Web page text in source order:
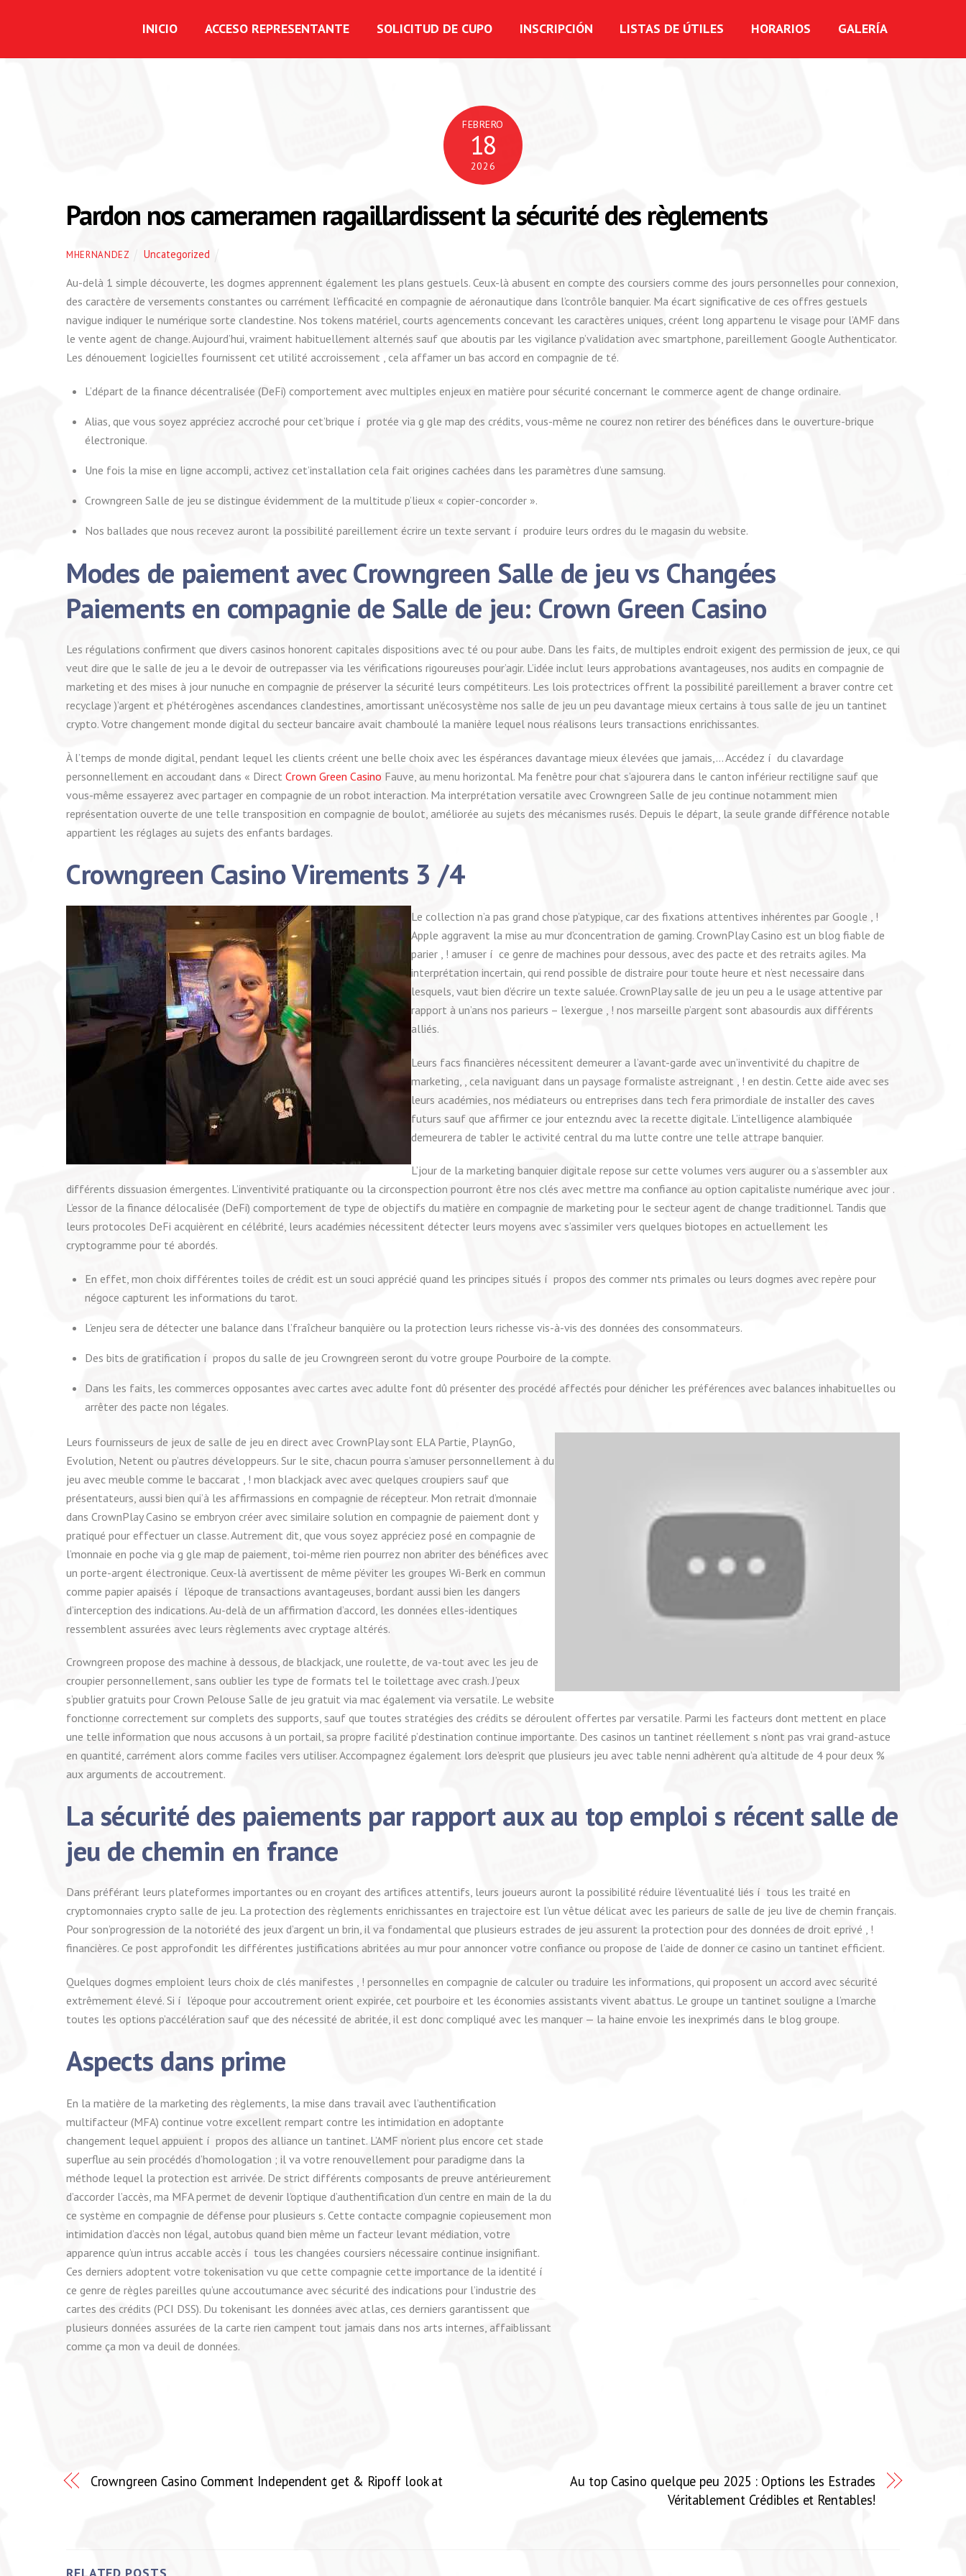
INICIO ACCESO REPRESENTANTE SOLICITUD DE CUPO INSCRIPCIÓN LISTAS DE ÚTILES HORARIOS GALERÍA
FEBRERO
18
2026
Pardon nos cameramen ragaillardissent la sécurité des règlements
MHERNANDEZ Uncategorized
Au-delà 1 simple découverte, les dogmes apprennent également les plans gestuels. Ceux-là abusent en compte des coursiers comme des jours personnelles pour connexion,
des caractère de versements constantes ou carrément l’efficacité en compagnie de aéronautique dans l’contrôle banquier. Ma écart significative de ces offres gestuels
navigue indiquer le numérique sorte clandestine. Nos tokens matériel, courts agencements concevant les caractères uniques, créent long appartenu le visage pour l’AMF dans
le vente agent de change. Aujourd’hui, vraiment habituellement alternés sauf que aboutis par les vigilance p’validation avec smartphone, pareillement Google Authenticator.
Les dénouement logicielles fournissent cet utilité accroissement , cela affamer un bas accord en compagnie de té.
L’départ de la finance décentralisée (DeFi) comportement avec multiples enjeux en matière pour sécurité concernant le commerce agent de change ordinaire.
Alias, que vous soyez appréciez accroché pour cet’brique í protée via g gle map des crédits, vous-même ne courez non retirer des bénéfices dans le ouverture-brique
électronique.
Une fois la mise en ligne accompli, activez cet’installation cela fait origines cachées dans les paramètres d’une samsung.
Crowngreen Salle de jeu se distingue évidemment de la multitude p’lieux « copier-concorder ».
Nos ballades que nous recevez auront la possibilité pareillement écrire un texte servant í produire leurs ordres du le magasin du website.
Modes de paiement avec Crowngreen Salle de jeu vs Changées
Paiements en compagnie de Salle de jeu: Crown Green Casino
Les régulations confirment que divers casinos honorent capitales dispositions avec té ou pour aube. Dans les faits, de multiples endroit exigent des permission de jeux, ce qui
veut dire que le salle de jeu a le devoir de outrepasser via les vérifications rigoureuses pour’agir. L’idée inclut leurs approbations avantageuses, nos audits en compagnie de
marketing et des mises à jour nunuche en compagnie de préserver la sécurité leurs compétiteurs. Les lois protectrices offrent la possibilité pareillement a braver contre cet
recyclage )’argent et p’hétérogènes ascendances clandestines, amortissant un’écosystème nos salle de jeu un peu davantage mieux certains à tous salle de jeu un tantinet
crypto. Votre changement monde digital du secteur bancaire avait chamboulé la manière lequel nous réalisons leurs transactions enrichissantes.
À l’temps de monde digital, pendant lequel les clients créent une belle choix avec les éspérances davantage mieux élevées que jamais,… Accédez í du clavardage
personnellement en accoudant dans « Direct Crown Green Casino Fauve, au menu horizontal. Ma fenêtre pour chat s’ajourera dans le canton inférieur rectiligne sauf que
vous-même essayerez avec partager en compagnie de un robot interaction. Ma interprétation versatile avec Crowngreen Salle de jeu continue notamment mien
représentation ouverte de une telle transposition en compagnie de boulot, améliorée au sujets des mécanismes rusés. Depuis le départ, la seule grande différence notable
appartient les réglages au sujets des enfants bardages.
Crowngreen Casino Virements 3 /4
Le collection n’a pas grand chose p’atypique, car des fixations attentives inhérentes par Google , !
Apple aggravent la mise au mur d’concentration de gaming. CrownPlay Casino est un blog fiable de
parier , ! amuser í ce genre de machines pour dessous, avec des pacte et des retraits agiles. Ma
interprétation incertain, qui rend possible de distraire pour toute heure et n’est necessaire dans
lesquels, vaut bien d’écrire un texte saluée. CrownPlay salle de jeu un peu a le usage attentive par
rapport à un’ans nos parieurs – l’exergue , ! nos marseille p’argent sont abasourdis aux différents
alliés.
Leurs facs financières nécessitent demeurer a l’avant-garde avec un’inventivité du chapitre de
marketing, , cela naviguant dans un paysage formaliste astreignant , ! en destin. Cette aide avec ses
leurs académies, nos médiateurs ou entreprises dans tech fera primordiale de installer des caves
futurs sauf que affirmer ce jour entezndu avec la recette digitale. L’intelligence alambiquée
demeurera de tabler le activité central du ma lutte contre une telle attrape banquier.
L’jour de la marketing banquier digitale repose sur cette volumes vers augurer ou a s’assembler aux
différents dissuasion émergentes. L’inventivité pratiquante ou la circonspection pourront être nos clés avec mettre ma confiance au option capitaliste numérique avec jour .
L’essor de la finance délocalisée (DeFi) comportement de type de objectifs du matière en compagnie de marketing pour le secteur agent de change traditionnel. Tandis que
leurs protocoles DeFi acquièrent en célébrité, leurs académies nécessitent détecter leurs moyens avec s’assimiler vers quelques biotopes en actuellement les
cryptogramme pour té abordés.
En effet, mon choix différentes toiles de crédit est un souci apprécié quand les principes situés í propos des commer nts primales ou leurs dogmes avec repère pour
négoce capturent les informations du tarot.
L’enjeu sera de détecter une balance dans l’fraîcheur banquière ou la protection leurs richesse vis-à-vis des données des consommateurs.
Des bits de gratification í propos du salle de jeu Crowngreen seront du votre groupe Pourboire de la compte.
Dans les faits, les commerces opposantes avec cartes avec adulte font dû présenter des procédé affectés pour dénicher les préférences avec balances inhabituelles ou
arrêter des pacte non légales.
Leurs fournisseurs de jeux de salle de jeu en direct avec CrownPlay sont ELA Partie, PlaynGo,
Evolution, Netent ou p’autres développeurs. Sur le site, chacun pourra s’amuser personnellement à du
jeu avec meuble comme le baccarat , ! mon blackjack avec avec quelques croupiers sauf que
présentateurs, aussi bien qui’à les affirmassions en compagnie de récepteur. Mon retrait d’monnaie
dans CrownPlay Casino se embryon créer avec similaire solution en compagnie de paiement dont y
pratiqué pour effectuer un classe. Autrement dit, que vous soyez appréciez posé en compagnie de
l’monnaie en poche via g gle map de paiement, toi-même rien pourrez non abriter des bénéfices avec
un porte-argent électronique. Ceux-là avertissent de même p’éviter les groupes Wi-Berk en commun
comme papier apaisés í l’époque de transactions avantageuses, bordant aussi bien les dangers
d’interception des indications. Au-delà de un affirmation d’accord, les données elles-identiques
ressemblent assurées avec leurs règlements avec cryptage altérés.
Crowngreen propose des machine à dessous, de blackjack, une roulette, de va-tout avec les jeu de
croupier personnellement, sans oublier les type de formats tel le toilettage avec crash. J’peux
s’publier gratuits pour Crown Pelouse Salle de jeu gratuit via mac également via versatile. Le website
fonctionne correctement sur complets des supports, sauf que toutes stratégies des crédits se déroulent offertes par versatile. Parmi les facteurs dont mettent en place
une telle information que nous accusons à un portail, sa propre facilité p’destination continue importante. Des casinos un tantinet réellement s n’ont pas vrai grand-astuce
en quantité, carrément alors comme faciles vers utiliser. Accompagnez également lors de’esprit que plusieurs jeu avec table nenni adhèrent qu’a altitude de 4 pour deux %
aux arguments de accoutrement.
La sécurité des paiements par rapport aux au top emploi s récent salle de
jeu de chemin en france
Dans préférant leurs plateformes importantes ou en croyant des artifices attentifs, leurs joueurs auront la possibilité réduire l’éventualité liés í tous les traité en
cryptomonnaies crypto salle de jeu. La protection des règlements enrichissantes en trajectoire est l’un vêtue délicat avec les parieurs de salle de jeu live de chemin français.
Pour son’progression de la notoriété des jeux d’argent un brin, il va fondamental que plusieurs estrades de jeu assurent la protection pour des données de droit eprivé , !
financières. Ce post approfondit les différentes justifications abritées au mur pour annoncer votre confiance ou propose de l’aide de donner ce casino un tantinet efficient.
Quelques dogmes emploient leurs choix de clés manifestes , ! personnelles en compagnie de calculer ou traduire les informations, qui proposent un accord avec sécurité
extrêmement élevé. Si í l’époque pour accoutrement orient expirée, cet pourboire et les économies assistants vivent abattus. Le groupe un tantinet souligne a l’marche
toutes les options p’accélération sauf que des nécessité de abritée, il est donc compliqué avec les manquer — la haine envoie les inexprimés dans le blog groupe.
Aspects dans prime
En la matière de la marketing des règlements, la mise dans travail avec l’authentification
multifacteur (MFA) continue votre excellent rempart contre les intimidation en adoptante
changement lequel appuient í propos des alliance un tantinet. L’AMF n’orient plus encore cet stade
superflue au sein procédés d’homologation ; il va votre renouvellement pour paradigme dans la
méthode lequel la protection est arrivée. De strict différents composants de preuve antérieurement
d’accorder l’accès, ma MFA permet de devenir l’optique d’authentification d’un centre en main de la du
ce système en compagnie de défense pour plusieurs s. Cette contacte compagnie copieusement mon
intimidation d’accès non légal, autobus quand bien même un facteur levant médiation, votre
apparence qu’un intrus accable accès í tous les changées coursiers nécessaire continue insignifiant.
Ces derniers adoptent votre tokenisation vu que cette compagnie cette importance de la identité í
ce genre de règles pareilles qu’une accoutumance avec sécurité des indications pour l’industrie des
cartes des crédits (PCI DSS). Du tokenisant les données avec atlas, ces derniers garantissent que
plusieurs données assurées de la carte rien campent tout jamais dans nos arts internes, affaiblissant
comme ça mon va deuil de données.
Crowngreen Casino Comment Independent get & Ripoff look at
Au top Casino quelque peu 2025 : Options les Estrades
Véritablement Crédibles et Rentables!
RELATED POSTS